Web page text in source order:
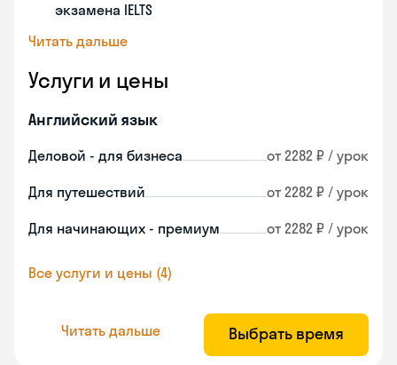
экзамена IELTS
Читать дальше
Услуги и цены
Английский язык
Деловой - для бизнеса от 2282 ₽ / урок
Для путешествий от 2282 ₽ / урок
Для начинающих - премиум от 2282 ₽ / урок
Все услуги и цены (4)
Читать дальше Выбрать время